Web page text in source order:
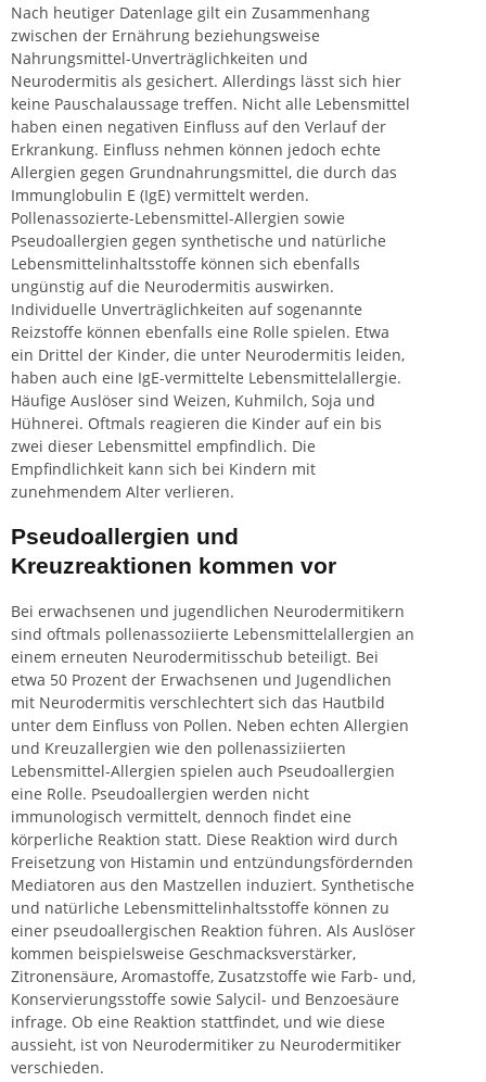
Nach heutiger Datenlage gilt ein Zusammenhang
zwischen der Ernährung beziehungsweise
Nahrungsmittel-Unverträglichkeiten und
Neurodermitis als gesichert. Allerdings lässt sich hier
keine Pauschalaussage treffen. Nicht alle Lebensmittel
haben einen negativen Einfluss auf den Verlauf der
Erkrankung. Einfluss nehmen können jedoch echte
Allergien gegen Grundnahrungsmittel, die durch das
Immunglobulin E (IgE) vermittelt werden.
Pollenassozierte-Lebensmittel-Allergien sowie
Pseudoallergien gegen synthetische und natürliche
Lebensmittelinhaltsstoffe können sich ebenfalls
ungünstig auf die Neurodermitis auswirken.
Individuelle Unverträglichkeiten auf sogenannte
Reizstoffe können ebenfalls eine Rolle spielen. Etwa
ein Drittel der Kinder, die unter Neurodermitis leiden,
haben auch eine IgE-vermittelte Lebensmittelallergie.
Häufige Auslöser sind Weizen, Kuhmilch, Soja und
Hühnerei. Oftmals reagieren die Kinder auf ein bis
zwei dieser Lebensmittel empfindlich. Die
Empfindlichkeit kann sich bei Kindern mit
zunehmendem Alter verlieren.
Pseudoallergien und
Kreuzreaktionen kommen vor
Bei erwachsenen und jugendlichen Neurodermitikern
sind oftmals pollenassoziierte Lebensmittelallergien an
einem erneuten Neurodermitisschub beteiligt. Bei
etwa 50 Prozent der Erwachsenen und Jugendlichen
mit Neurodermitis verschlechtert sich das Hautbild
unter dem Einfluss von Pollen. Neben echten Allergien
und Kreuzallergien wie den pollenassiziierten
Lebensmittel-Allergien spielen auch Pseudoallergien
eine Rolle. Pseudoallergien werden nicht
immunologisch vermittelt, dennoch findet eine
körperliche Reaktion statt. Diese Reaktion wird durch
Freisetzung von Histamin und entzündungsfördernden
Mediatoren aus den Mastzellen induziert. Synthetische
und natürliche Lebensmittelinhaltsstoffe können zu
einer pseudoallergischen Reaktion führen. Als Auslöser
kommen beispielsweise Geschmacksverstärker,
Zitronensäure, Aromastoffe, Zusatzstoffe wie Farb- und,
Konservierungsstoffe sowie Salycil- und Benzoesäure
infrage. Ob eine Reaktion stattfindet, und wie diese
aussieht, ist von Neurodermitiker zu Neurodermitiker
verschieden.